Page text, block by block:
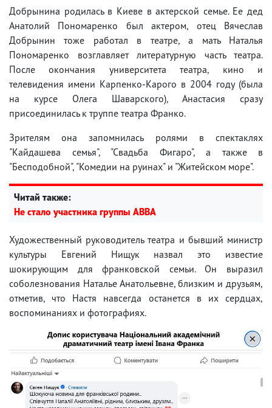
Добрынина родилась в Киеве в актерской семье. Ее дед
Анатолий Пономаренко был актером, отец Вячеслав
Добрынин тоже работал в театре, а мать Наталья
Пономаренко возглавляет литературную часть театра.
После окончания университета театра, кино и
телевидения имени Карпенко-Карого в 2004 году (была
на курсе Олега Шаварского), Анастасия сразу
присоединилась к труппе театра Франко.
Зрителям она запомнилась ролями в спектаклях
"Кайдашева семья", "Свадьба Фигаро", а также в
"Бесподобной", "Комедии на руинах" и "Житейском море".
Читай также:
Не стало участника группы ABBA
Художественный руководитель театра и бывший министр
культуры Евгений Нищук назвал это известие
шокирующим для франковской семьи. Он выразил
соболезнования Наталье Анатольевне, близким и друзьям,
отметив, что Настя навсегда останется в их сердцах,
воспоминаниях и фотографиях.